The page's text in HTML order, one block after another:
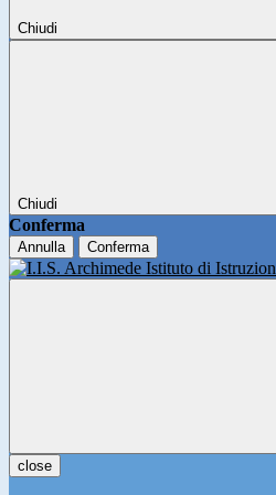
Chiudi
Chiudi
Conferma
Annulla Conferma
Istituto di
close